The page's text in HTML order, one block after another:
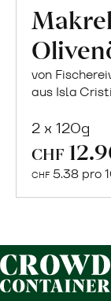
von
aus Isla
2 x 120g
CHF
CHF 5.38 pro